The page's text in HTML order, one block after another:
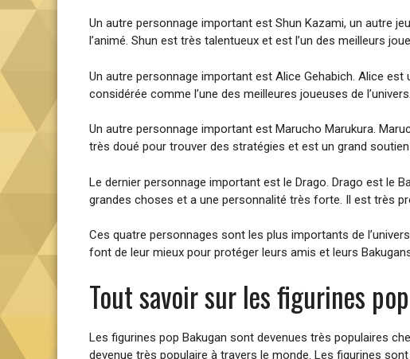
Un autre personnage important est Shun Kazami, un autre
l’animé. Shun est très talentueux et est l’un des meilleurs
Un autre personnage important est Alice Gehabich. Alice
considérée comme l’une des meilleures joueuses de l’univers.
Un autre personnage important est Marucho Marukura.
très doué pour trouver des stratégies et est un grand
Le dernier personnage important est le Drago. Drago est le
grandes choses et a une personnalité très forte. Il est très
Ces quatre personnages sont les plus importants de
font de leur mieux pour protéger leurs amis et leurs
Tout savoir sur les figurines
Les figurines pop Bakugan sont devenues très populaires
devenue très populaire à travers le monde. Les figurines